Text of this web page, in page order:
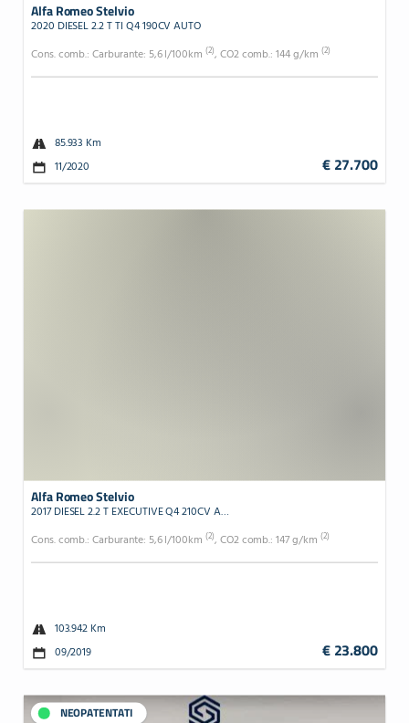
Alfa Romeo Stelvio
2020 DIESEL 2.2 T TI Q4 190CV AUTO
Cons. comb.: Carburante: 5,6 l/100km (2), CO2 comb.: 144 g/km (2)
85.933 Km
11/2020
€ 27.700
Alfa Romeo Stelvio
2017 DIESEL 2.2 T EXECUTIVE Q4 210CV AUTO MY19
Cons. comb.: Carburante: 5,6 l/100km (2), CO2 comb.: 147 g/km (2)
103.942 Km
09/2019
€ 23.800
NEOPATENTATI